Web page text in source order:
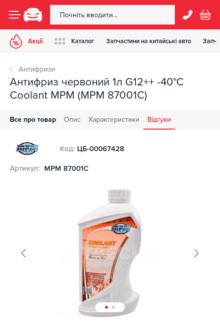
Акції Каталог Запчастини на китайські авто
Антифризи
Антифриз червоний 1л G12++ -40°C
Coolant MPM (MPM 87001C)
Все про товар Опис Характеристики Відгуки
Код: ЦБ-00067428
Артикул: MPM 87001C